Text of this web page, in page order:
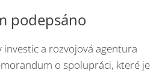
podepsáno
a rozvojová agentura
o spolupráci, které je